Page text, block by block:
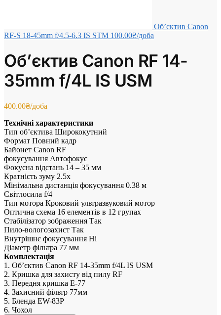
Об’єктив Canon
RF-S 18-45mm f/4.5-6.3 IS STM 100.00₴/доба
Об’єктив Canon RF 14-
35mm f/4L IS USM
400.00₴/доба
Технічні характеристики
Тип об’єктива Ширококутний
Формат Повний кадр
Байонет Canon RF
фокусування Автофокус
Фокусна відстань 14 – 35 мм
Кратність зуму 2.5x
Мінімальна дистанція фокусування 0.38 м
Світлосила f/4
Тип мотора Кроковий ультразвуковий мотор
Оптична схема 16 елементів в 12 групах
Стабілізатор зображення Так
Пило-вологозахист Так
Внутрішнє фокусування Ні
Діаметр фільтра 77 мм
Комплектація
1. Об’єктив Canon RF 14-35mm f/4L IS USM
2. Кришка для захисту від пилу RF
3. Передня кришка E-77
4. Захисний фільтр 77мм
5. Бленда EW-83Р
6. Чохол